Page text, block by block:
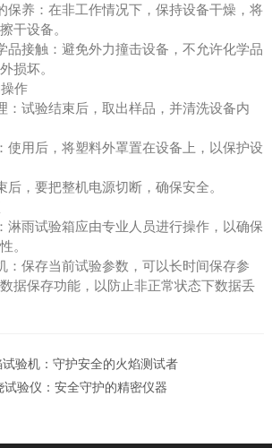
养：在非工作情况下，保持设备干燥，将
干设备。
接触：避免外力撞击设备，不允许化学品
损坏。
作
试验结束后，取出样品，并清洗设备内
用后，将塑料外罩置在设备上，以保护设
，要把整机电源切断，确保安全。
雨试验箱应由专业人员进行操作，以确保
。
保存当前试验参数，可以长时间保存参
据保存功能，以防止非正常状态下数据丢
验机：守护安全的火焰测试者
试验仪：安全守护的精密仪器